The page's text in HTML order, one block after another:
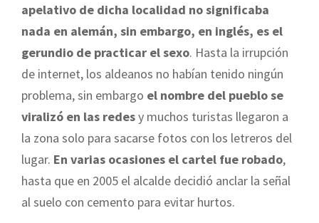
apelativo de dicha localidad no significaba
nada en alemán, sin embargo, en inglés, es el
gerundio de practicar el sexo. Hasta la irrupción
de internet, los aldeanos no habían tenido ningún
problema, sin embargo el nombre del pueblo se
viralizó en las redesy muchos turistas llegaron a
la zona solo para sacarse fotos con los letreros del
lugar. En varias ocasiones el cartel fue robado,
hasta que en 2005 el alcalde decidió anclar la señal
al suelo con cemento para evitar hurtos.